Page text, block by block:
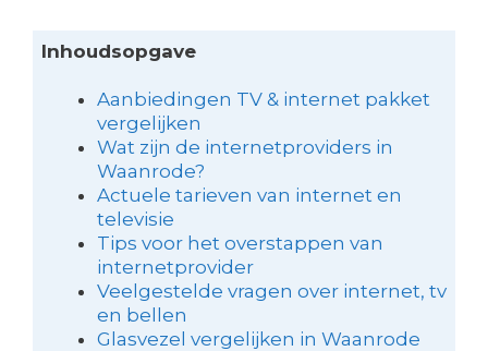
Inhoudsopgave
Aanbiedingen TV & internet pakket
vergelijken
Wat zijn de internetproviders in
Waanrode?
Actuele tarieven van internet en
televisie
Tips voor het overstappen van
internetprovider
Veelgestelde vragen over internet, tv
en bellen
Glasvezel vergelijken in Waanrode